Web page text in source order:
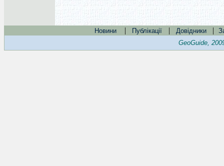
Новини | Публікації | Довідники |
GeoGuide,